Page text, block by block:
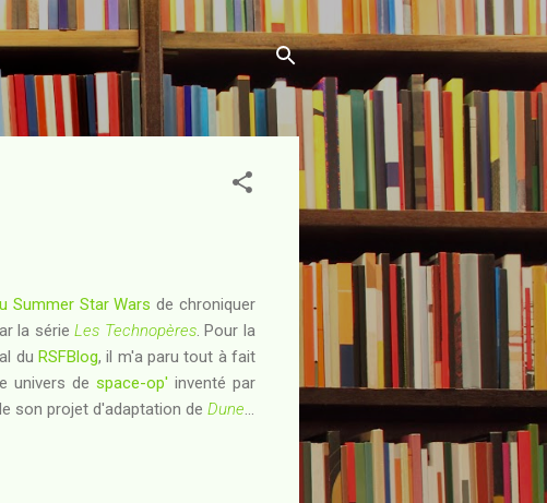
Summer Star Wars de chroniquer
la sérieLes Technopères. Pour la
du RSFBlog, il m'a paru tout à fait
univers de space-op' inventé par
son projet d'adaptation de Dune